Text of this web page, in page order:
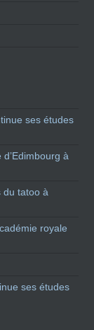
ses études
à
du tatoo à
royale
ses études